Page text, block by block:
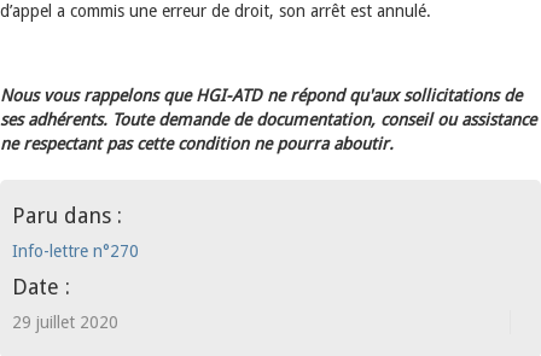
d’appel a commis une erreur de droit, son arrêt est annulé.
Nous vous rappelons que HGI-ATD ne répond qu'aux sollicitations de
ses adhérents. Toute demande de documentation, conseil ou assistance
ne respectant pas cette condition ne pourra aboutir.
Paru dans :
Info-lettre n°270
Date :
29 juillet 2020